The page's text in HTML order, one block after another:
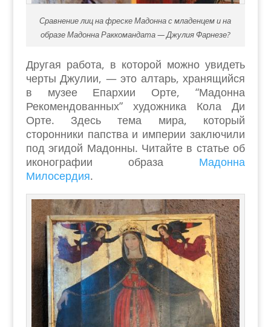
Сравнение лиц на фреске Мадонна с младенцем и на
образе Мадонна Раккомандата — Джулия Фарнезе?
Другая работа, в которой можно увидеть
черты Джулии, — это алтарь, хранящийся
в музее Епархии Орте, “Мадонна
Рекомендованных” художника Кола Ди
Орте. Здесь тема мира, который
сторонники папства и империи заключили
под эгидой Мадонны. Читайте в статье об
иконографии образа Мадонна
Милосердия.